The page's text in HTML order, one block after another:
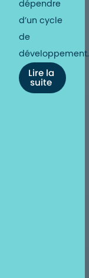
dépendre
d’un cycle
de
développement.
Lire la
suite